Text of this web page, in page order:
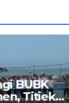
BUBK
Titiek